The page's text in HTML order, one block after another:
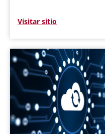
Visitar sitio